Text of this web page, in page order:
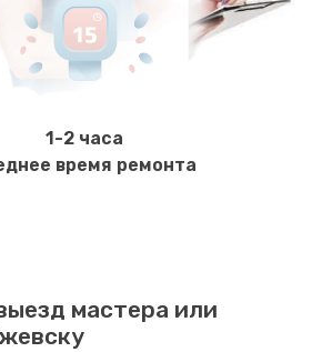
Замена ТЭНа
800 руб.
гидросистемы
820 руб.
1-2 часа
время ремонта
мастера или